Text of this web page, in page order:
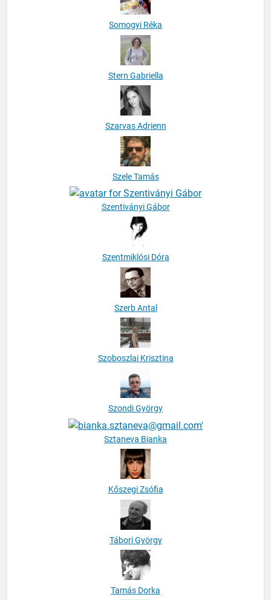
Somogyi Réka
Stern Gabriella
Szarvas Adrienn
Szele Tamás
Szentiványi Gábor
Szentmiklósi Dóra
Szerb Antal
Szoboszlai Krisztina
Szondi György
Sztaneva Bianka
Kőszegi Zsófia
Tábori György
Tamás Dorka